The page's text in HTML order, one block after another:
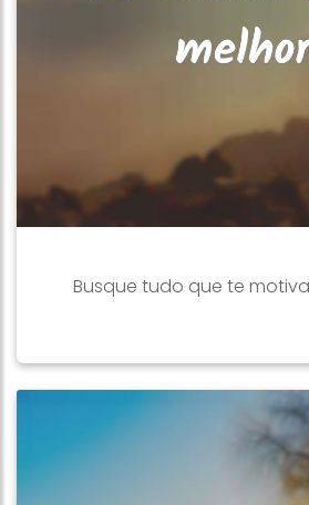
Busque tudo que te